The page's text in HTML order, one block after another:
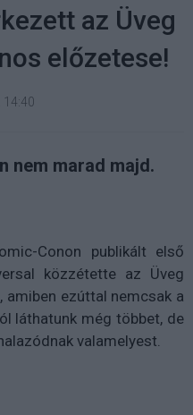
az Üveg
előzetese!
14:40
nem marad majd.
Conon publikált első
közzétette az Üveg
ezúttal nemcsak a
láthatunk még többet, de
valamelyest.